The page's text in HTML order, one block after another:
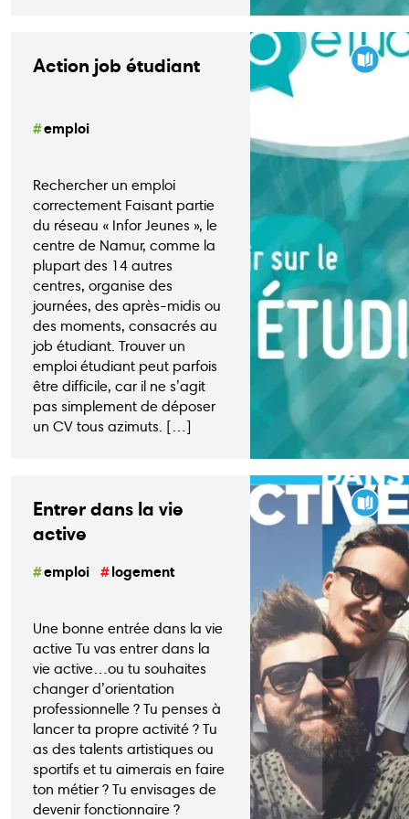
Action job étudiant
emploi
Rechercher un emploi
correctement Faisant partie
du réseau « Infor Jeunes », le
centre de Namur, comme la
plupart des 14 autres
centres, organise des
journées, des après-midis ou
des moments, consacrés au
job étudiant. Trouver un
emploi étudiant peut parfois
être difficile, car il ne s’agit
pas simplement de déposer
un CV tous azimuts. […]
Entrer dans la vie
active
emploi logement
Une bonne entrée dans la vie
active Tu vas entrer dans la
vie active…ou tu souhaites
changer d’orientation
professionnelle ? Tu penses à
lancer ta propre activité ? Tu
as des talents artistiques ou
sportifs et tu aimerais en faire
ton métier ? Tu envisages de
devenir fonctionnaire ?